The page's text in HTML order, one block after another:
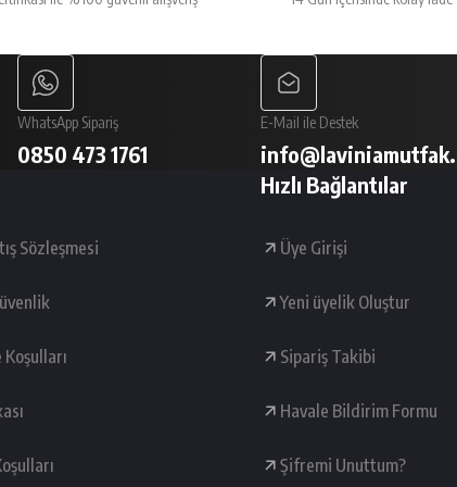
WhatsApp Sipariş
0850 473 1761
E-Mail ile Destek
Sözleşmesi
Hızlı Bağlantılar
Üye Girişi
Yeni üyelik Oluştur
Sipariş Takibi
Havale Bildirim Formu
Şifremi Unuttum?